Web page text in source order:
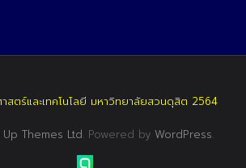
ตร์และเทคโนโลยี มหาวิทยาลัยสวนดุสิต 2564
Up Themes Ltd. Powered by WordPress.